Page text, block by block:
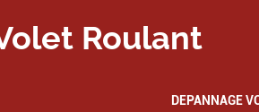
Roulant
DEPANNAGE